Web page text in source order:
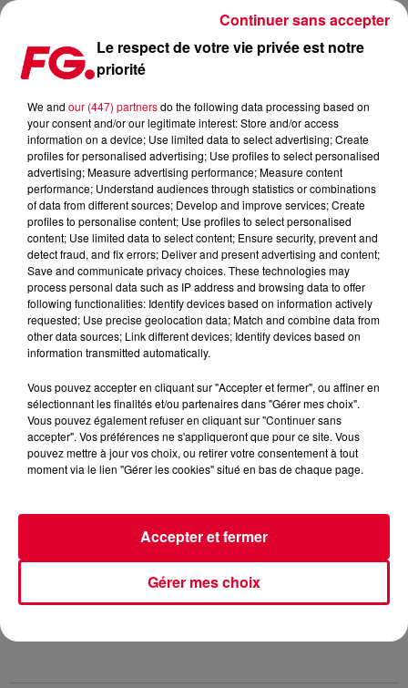
FG MIX DANCE : EDDIE HALLIWELL
Le respect de votre vie privée est notre
priorité
We and our (447) partnersdo the following data processing based on
your consent and/or our legitimate interest: Store and/or access
information on a device; Use limited data to select advertising; Create
profiles for personalised advertising; Use profiles to select personalised
advertising; Measure advertising performance; Measure content
performance; Understand audiences through statistics or combinations
of data from different sources; Develop and improve services; Create
profiles to personalise content; Use profiles to select personalised
content; Use limited data to select content; Ensure security, prevent and
detect fraud, and fix errors; Deliver and present advertising and content;
Save and communicate privacy choices. These technologies may
process personal data such as IP address and browsing data to offer
following functionalities: Identify devices based on information actively
requested; Use precise geolocation data; Match and combine data from
other data sources; Link different devices; Identify devices based on
information transmitted automatically.
Vous pouvez accepter en cliquant sur "Accepter et fermer", ou affiner en
sélectionnant les finalités et/ou partenaires dans "Gérer mes choix".
Vous pouvez également refuser en cliquant sur "Continuer sans
accepter". Vos préférences ne s'appliqueront que pour ce site. Vous
pouvez mettre à jour vos choix, ou retirer votre consentement à tout
moment via le lien "Gérer les cookies" situé en bas de chaque page.
Gérer mes choix
Accepter et fermer
Continuer sans accepter